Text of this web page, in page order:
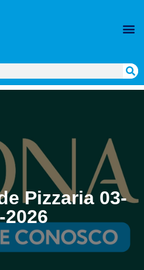
Pizzaria 03-
2026